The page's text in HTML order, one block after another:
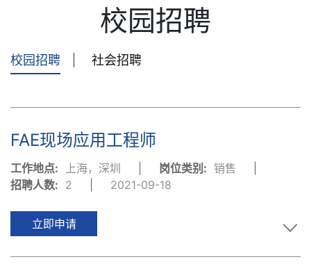
校园招聘
校园招聘 社会招聘
FAE现场应用工程师
工作地点: 上海，深圳 岗位类别: 销售
招聘人数: 2 2021-09-18
立即申请